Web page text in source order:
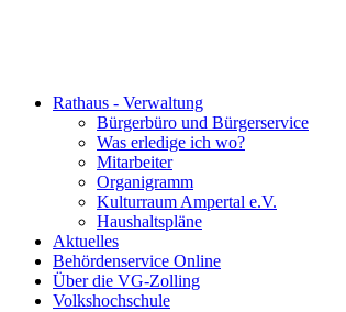
Rathaus - Verwaltung
Bürgerbüro und Bürgerservice
Was erledige ich wo?
Mitarbeiter
Organigramm
Kulturraum Ampertal e.V.
Haushaltspläne
Aktuelles
Behördenservice Online
Über die VG-Zolling
Volkshochschule